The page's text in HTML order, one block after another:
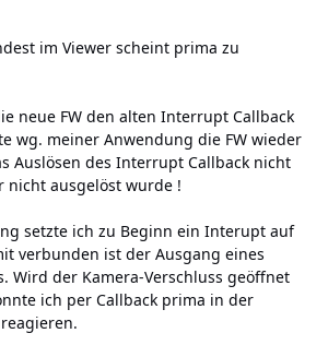
im Viewer scheint prima zu
neue FW den alten Interrupt Callback
wg. meiner Anwendung die FW wieder
Auslösen des Interrupt Callback nicht
nicht ausgelöst wurde !
setzte ich zu Beginn ein Interupt auf
verbunden ist der Ausgang eines
Wird der Kamera-Verschluss geöffnet
ich per Callback prima in der